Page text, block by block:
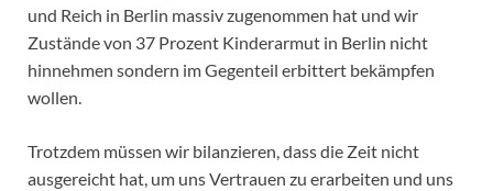
und Reich in Berlin massiv zugenommen hat und wir
Zustände von 37 Prozent Kinderarmut in Berlin nicht
hinnehmen sondern im Gegenteil erbittert bekämpfen
wollen.
Trotzdem müssen wir bilanzieren, dass die Zeit nicht
ausgereicht hat, um uns Vertrauen zu erarbeiten und uns